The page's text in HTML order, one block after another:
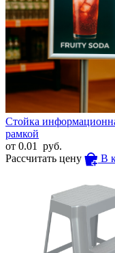
Стойка
рамкой
от 0.01
руб.
Рассчитать цену
В